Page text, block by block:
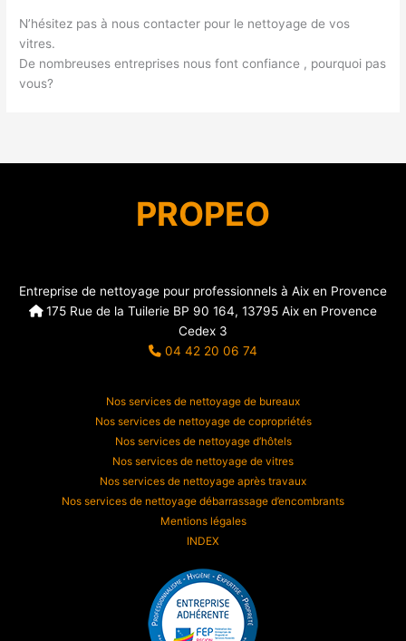
N’hésitez pas à nous contacter pour le nettoyage de vos
vitres.
De nombreuses entreprises nous font confiance , pourquoi pas
vous?
PROPEO
Entreprise de nettoyage pour professionnels à Aix en Provence
175 Rue de la Tuilerie BP 90 164, 13795 Aix en Provence
Cedex 3
04 42 20 06 74
Nos services de nettoyage de bureaux
Nos services de nettoyage de copropriétés
Nos services de nettoyage d’hôtels
Nos services de nettoyage de vitres
Nos services de nettoyage après travaux
Nos services de nettoyage débarrassage d’encombrants
Mentions légales
INDEX